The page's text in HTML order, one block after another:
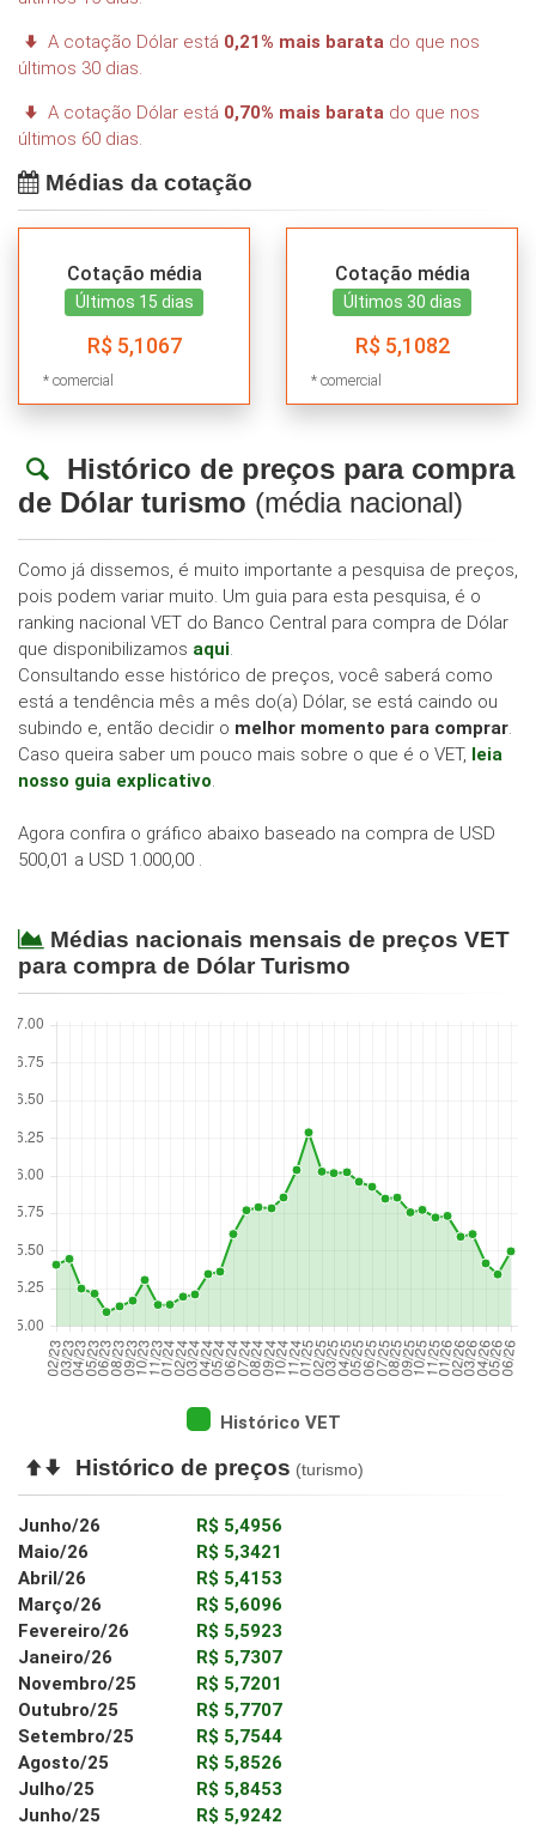
A cotação Dólar está 0,21% mais barata do que nos
últimos 30 dias.
A cotação Dólar está 0,70% mais barata do que nos
últimos 60 dias.
Médias da cotação
Cotação média
Últimos 15 dias
R$ 5,1067
* comercial
Cotação média
Últimos 30 dias
R$ 5,1082
* comercial
Histórico de preços para compra
de Dólar turismo (média nacional)
Como já dissemos, é muito importante a pesquisa de preços,
pois podem variar muito. Um guia para esta pesquisa, é o
ranking nacional VET do Banco Central para compra de Dólar
que disponibilizamos aqui
Consultando esse histórico de preços, você saberá como
está a tendência mês a mês do(a) Dólar, se está caindo ou
subindo e, então decidir o melhor momento para comprar
Caso queira saber um pouco mais sobre o que é o VET, leia
nosso guia explicativo
Agora confira o gráfico abaixo baseado na compra de USD
500,01 a USD 1.000,00 .
Médias nacionais mensais de preços VET
para compra de Dólar Turismo
Histórico VET
Histórico de preços (turismo)
Junho/26
R$ 5,4956
Maio/26
R$ 5,3421
Abril/26
R$ 5,4153
Março/26
R$ 5,6096
Fevereiro/26
R$ 5,5923
Janeiro/26
R$ 5,7307
Novembro/25
R$ 5,7201
Outubro/25
R$ 5,7707
Setembro/25
R$ 5,7544
Agosto/25
R$ 5,8526
Julho/25
R$ 5,8453
Junho/25
R$ 5,9242